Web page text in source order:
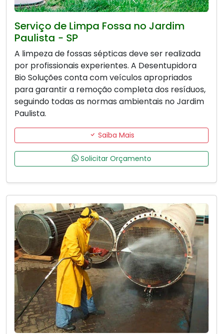
Serviço de Limpa Fossa no Jardim
Paulista - SP
A limpeza de fossas sépticas deve ser realizada
por profissionais experientes. A Desentupidora
Bio Soluções conta com veículos apropriados
para garantir a remoção completa dos resíduos,
seguindo todas as normas ambientais no Jardim
Paulista.
Saiba Mais
Solicitar Orçamento